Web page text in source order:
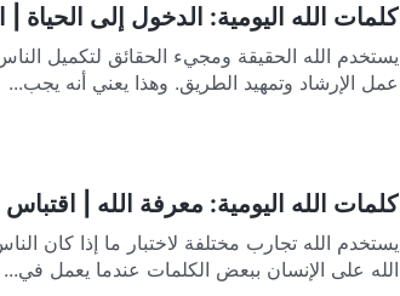
كلمات الله اليومية: الدخول إلى الحياة |
يستخدم الله الحقيقة ومجيء الحقائق لتكميل
عمل الإرشاد وتمهيد الطريق. وهذا يعني أنه يجب...
كلمات الله اليومية: معرفة الله | اقتباس 9
يستخدم الله تجارب مختلفة لاختبار ما إذا كان
الله على الإنسان ببعض الكلمات عندما يعمل في...